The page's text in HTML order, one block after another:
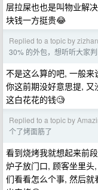
层拉屎也也是叫物业解
块钱一方挺贵😂
Replied to a topic by
30% 的外包，想听听大家
不是这么算的吧, 一般
你这前期没好意思提,
这白花花的钱🧐
Replied to a topic by
个了烤面筋了
看到烧烤我就想起来前
炉子放门口, 顾客坐里
们看看怎么个事, 然后